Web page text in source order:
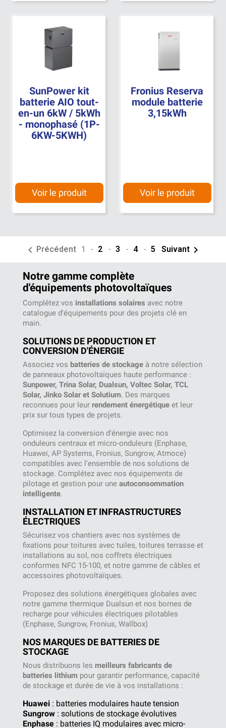
SunPower kit
batterie AIO tout-
en-un 6kW / 5kWh
- monophasé (1P-
6KW-5KWH)
Voir le produit
Fronius Reserva
module batterie
3,15kWh
Voir le produit
 Précédent 1 - 2 - 3 - 4 - 5 Suivant 
Notre gamme complète
d'équipements photovoltaïques
Complétez vos installations solaires avec notre
catalogue d'équipements pour des projets clé en
main.
SOLUTIONS DE PRODUCTION ET
CONVERSION D'ÉNERGIE
Associez vos batteries de stockage à notre sélection
de panneaux photovoltaïques haute performance :
Sunpower, Trina Solar, Dualsun, Voltec Solar, TCL
Solar, Jinko Solar et Solutium. Des marques
reconnues pour leur rendement énergétique et leur
prix sur tous types de projets.
Optimisez la conversion d'énergie avec nos
onduleurs centraux et micro-onduleurs (Enphase,
Huawei, AP Systems, Fronius, Sungrow, Atmoce)
compatibles avec l'ensemble de nos solutions de
stockage. Complétez avec nos équipements de
pilotage et gestion pour une autoconsommation
intelligente.
INSTALLATION ET INFRASTRUCTURES
ÉLECTRIQUES
Sécurisez vos chantiers avec nos systèmes de
fixations pour toitures avec tuiles, toitures terrasse et
installations au sol, nos coffrets électriques
conformes NFC 15-100, et notre gamme de câbles et
accessoires photovoltaïques.
Proposez des solutions énergétiques globales avec
notre gamme thermique Dualsun et nos bornes de
recharge pour véhicules électriques pilotables
(Enphase, Sungrow, Fronius, Wallbox)
NOS MARQUES DE BATTERIES DE
STOCKAGE
Nous distribuons les meilleurs fabricants de
batteries lithium pour garantir performance, capacité
de stockage et durée de vie à vos installations :
Huawei : batteries modulaires haute tension
Sungrow : solutions de stockage évolutives
Enphase : batteries IQ modulaires avec micro-